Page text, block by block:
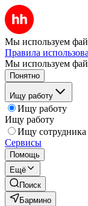
Мы используем
Правила
Мы используем
Понятно
Ищу работу
Ищу работу
Ищу работу
Ищу сотрудника
Сервисы
Помощь
Ещё
Поиск
Бармино